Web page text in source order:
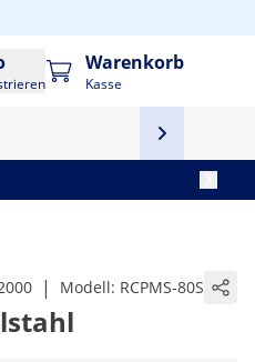
Warenkorb
Kasse
| Modell: RCPMS-80S